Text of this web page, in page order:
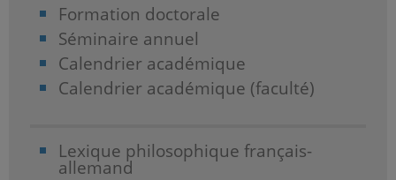
Formation doctorale
Séminaire annuel
Calendrier académique
Calendrier académique (faculté)
Lexique philosophique français-
allemand